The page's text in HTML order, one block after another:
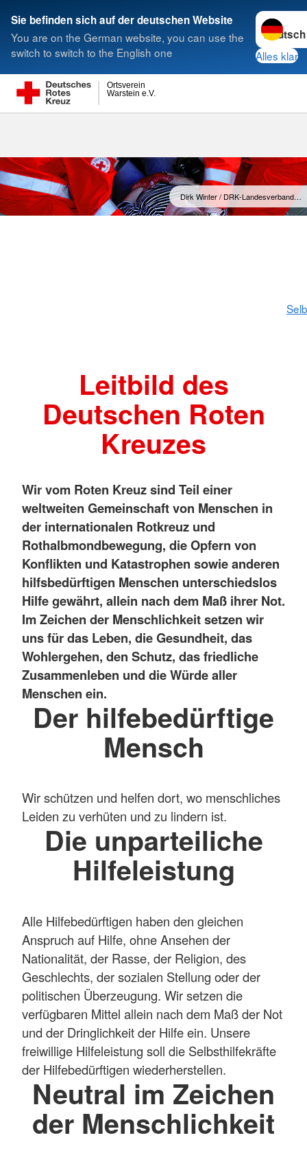
Sie befinden sich auf der deutschen Website
You are on the German website, you can use the
switch to switch to the English one
Sprache
Alles klar
Warstein e.V.
Ortsverein
Suche
Dirk Winter / DRK-Landesverband…
Leitbild des
Deutschen Roten
Kreuzes
Wir vom Roten Kreuz sind Teil einer
weltweiten Gemeinschaft von Menschen in
der internationalen Rotkreuz und
Rothalbmondbewegung, die Opfern von
Konflikten und Katastrophen sowie anderen
hilfsbedürftigen Menschen unterschiedslos
Hilfe gewährt, allein nach dem Maß ihrer Not.
Im Zeichen der Menschlichkeit setzen wir
uns für das Leben, die Gesundheit, das
Wohlergehen, den Schutz, das friedliche
Zusammenleben und die Würde aller
Menschen ein.
Der hilfebedürftige
Mensch
Wir schützen und helfen dort, wo menschliches
Leiden zu verhüten und zu lindern ist.
Die unparteiliche
Hilfeleistung
Alle Hilfebedürftigen haben den gleichen
Anspruch auf Hilfe, ohne Ansehen der
Nationalität, der Rasse, der Religion, des
Geschlechts, der sozialen Stellung oder der
politischen Überzeugung. Wir setzen die
verfügbaren Mittel allein nach dem Maß der Not
und der Dringlichkeit der Hilfe ein. Unsere
freiwillige Hilfeleistung soll die Selbsthilfekräfte
der Hilfebedürftigen wiederherstellen.
Neutral im Zeichen
der Menschlichkeit